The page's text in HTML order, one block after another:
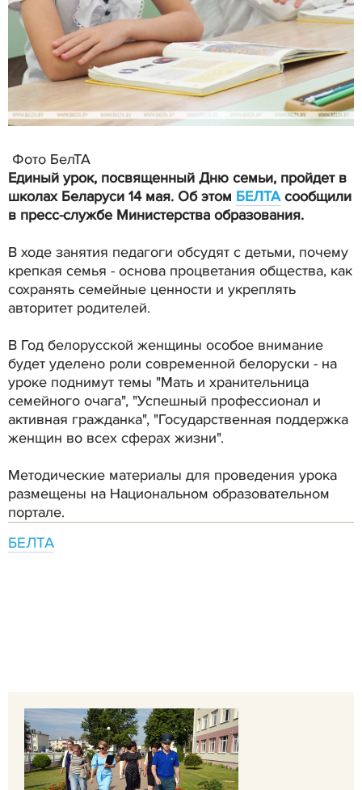
Фото БелТА
Единый урок, посвященный Дню семьи, пройдет в
школах Беларуси 14 мая. Об этом БЕЛТАсообщили
в пресс-службе Министерства образования.
В ходе занятия педагоги обсудят с детьми, почему
крепкая семья - основа процветания общества, как
сохранять семейные ценности и укреплять
авторитет родителей.
В Год белорусской женщины особое внимание
будет уделено роли современной белоруски - на
уроке поднимут темы "Мать и хранительница
семейного очага", "Успешный профессионал и
активная гражданка", "Государственная поддержка
женщин во всех сферах жизни".
Методические материалы для проведения урока
размещены на Национальном образовательном
портале.
БЕЛТА